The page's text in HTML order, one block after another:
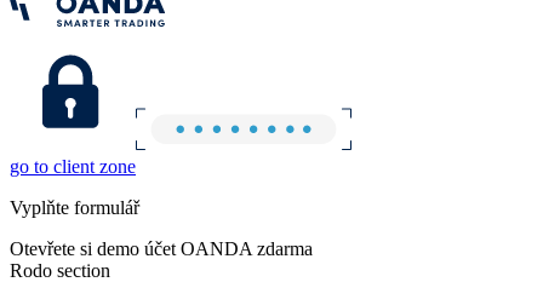
go to client zone
Vyplňte formulář
Otevřete si demo účet OANDA zdarma
Rodo section